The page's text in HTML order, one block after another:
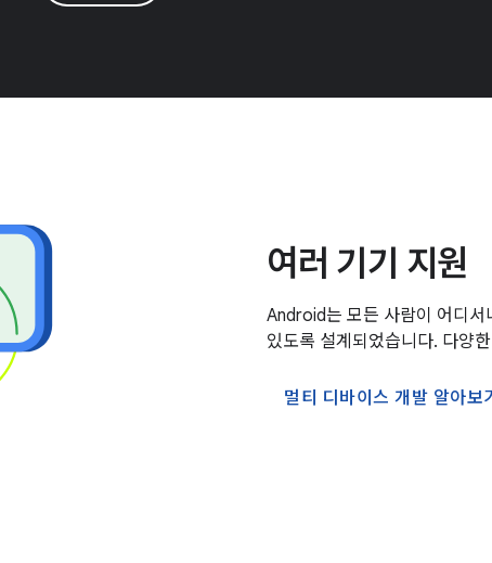
여러 기기 지원
Android는 모든 사람이 어디서
있도록 설계되었습니다. 다양
멀티 디바이스 개발 알아보